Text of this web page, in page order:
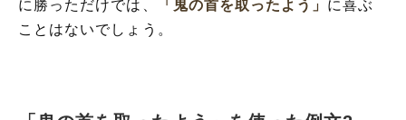
に勝っただけでは、
「鬼の首を取ったよう」 に喜ぶ
ことはないでしょう。